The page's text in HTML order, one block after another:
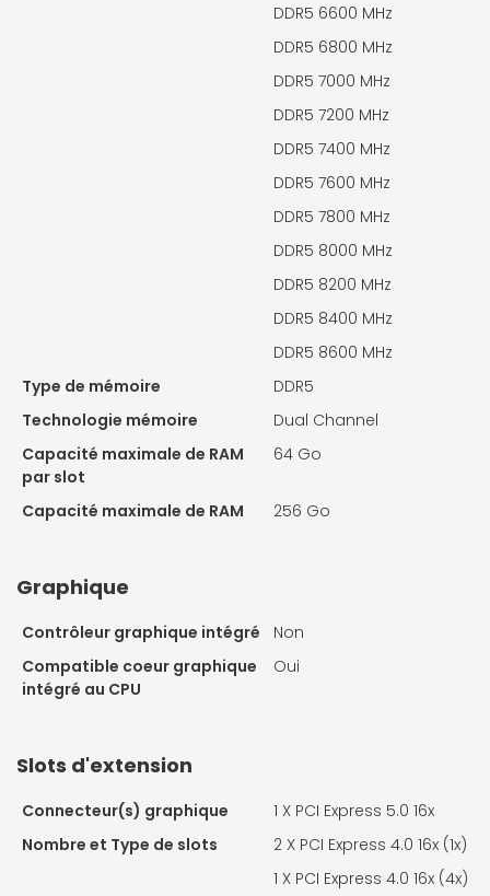
DDR5 6600 MHz
DDR5 6800 MHz
DDR5 7000 MHz
DDR5 7200 MHz
DDR5 7400 MHz
DDR5 7600 MHz
DDR5 7800 MHz
DDR5 8000 MHz
DDR5 8200 MHz
DDR5 8400 MHz
DDR5 8600 MHz
Type de mémoire
DDR5
Technologie mémoire
Dual Channel
Capacité maximale de RAM
par slot
64 Go
Capacité maximale de RAM 256 Go
Graphique
Contrôleur graphique intégré
Non
Compatible coeur graphique
intégré au CPU
Oui
Slots d'extension
Connecteur(s) graphique 1 X PCI Express 5.0 16x
Nombre et Type de slots
2 X PCI Express 4.0 16x (1x)
1 X PCI Express 4.0 16x (4x)